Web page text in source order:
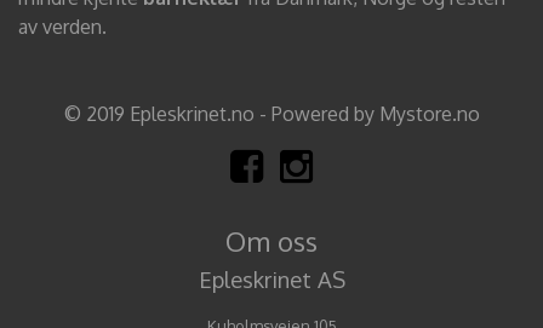
av verden.
© 2019 Epleskrinet.no - Powered by Mystore.no
Om oss
Epleskrinet AS